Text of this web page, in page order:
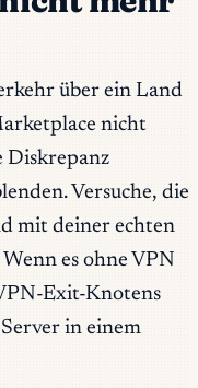
über ein Land
nicht
Diskrepanz
Versuche, die
mit deiner echten
es ohne VPN
Exit-Knotens
in einem